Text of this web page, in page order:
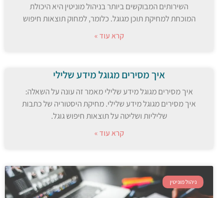
השירותים המבוקשים ביותר בניהול מוניטין היא היכולת
המוכחת למחיקת תוכן מגוגל. כלומר, למחוק תוצאות חיפוש
קרא עוד »
איך מסירים מגוגל מידע שלילי
איך מסירים מגוגל מידע שלילי מאמר זה עונה על השאלה:
איך מסירים מגוגל מידע שלילי. מחיקת היסטוריה של כתבות
שליליות ושליטה על תוצאות חיפוש גוגל.
קרא עוד »
ניהול מוניטין